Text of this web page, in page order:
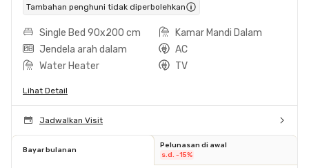
Tambahan penghuni tidak diperbolehkan
Single Bed 90x200 cm
Kamar Mandi Dalam
Jendela arah dalam
AC
Water Heater
TV
Lihat Detail
Jadwalkan Visit
Bayar bulanan
Pelunasan di awal
s.d. -15%